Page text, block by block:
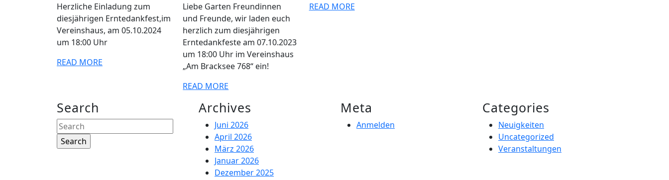
Herzliche Einladung zum
diesjährigen Erntedankfest,im
Vereinshaus, am 05.10.2024
um 18:00 Uhr
READ MORE
Liebe Garten Freundinnen
und Freunde, wir laden euch
herzlich zum diesjährigen
Erntedankfeste am 07.10.2023
um 18:00 Uhr im Vereinshaus
„Am Bracksee 768“ ein!
READ MORE
READ MOREREAD
Search
Search
for:
Archives
Juni 2026
April 2026
März 2026
Januar 2026
Dezember 2025
Meta
Anmelden
Categories
Neuigkeiten
Uncategorized
Veranstaltungen